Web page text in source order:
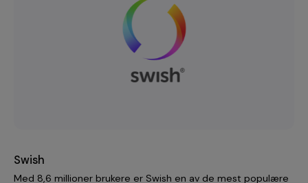
Swish
Med 8,6 millioner brukere er Swish en av de mest populære